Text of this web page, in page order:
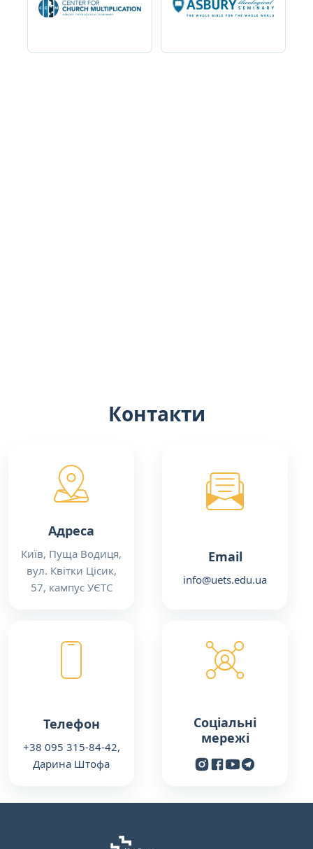
Контакти
Адреса
Київ, Пуща Водиця,
вул. Квітки Цісик,
57, кампус УЄТС
Email
info@uets.edu.ua
Телефон
+38 095 315-84-42,
Дарина Штофа
Соціальні
мережі
www.instagram.com
www.facebook.com
t.me